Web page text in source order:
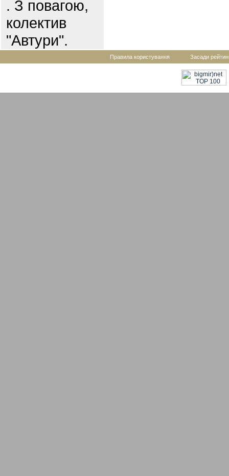
. З повагою,
колектив
"Автури".
Правила користування Засади